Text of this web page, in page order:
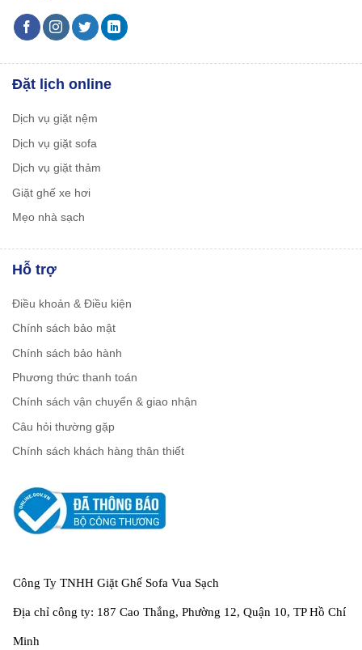
Đặt lịch online
Dịch vụ giặt nệm
Dịch vụ giặt sofa
Dịch vụ giặt thảm
Giặt ghế xe hơi
Mẹo nhà sạch
Hỗ trợ
Điều khoản & Điều kiện
Chính sách bảo mật
Chính sách bảo hành
Phương thức thanh toán
Chính sách vận chuyển & giao nhận
Câu hỏi thường gặp
Chính sách khách hàng thân thiết
Công Ty TNHH Giặt Ghế Sofa Vua Sạch
Địa chỉ công ty: 187 Cao Thắng, Phường 12, Quận 10, TP Hồ Chí
Minh